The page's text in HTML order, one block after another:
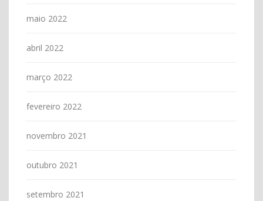
maio 2022
abril 2022
março 2022
fevereiro 2022
novembro 2021
outubro 2021
setembro 2021